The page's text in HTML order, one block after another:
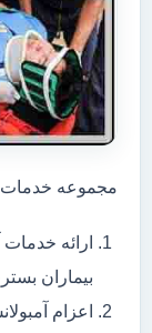
مجموعه خدمات
ارائه
بیماران